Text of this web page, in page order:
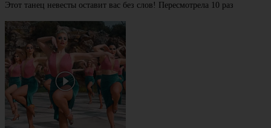
Этот танец невесты оставит вас без слов! Пересмотрела 10 раз